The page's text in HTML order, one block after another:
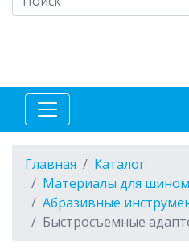
Главная
Каталог
Материалы для
Абразивные
Быстросъемные